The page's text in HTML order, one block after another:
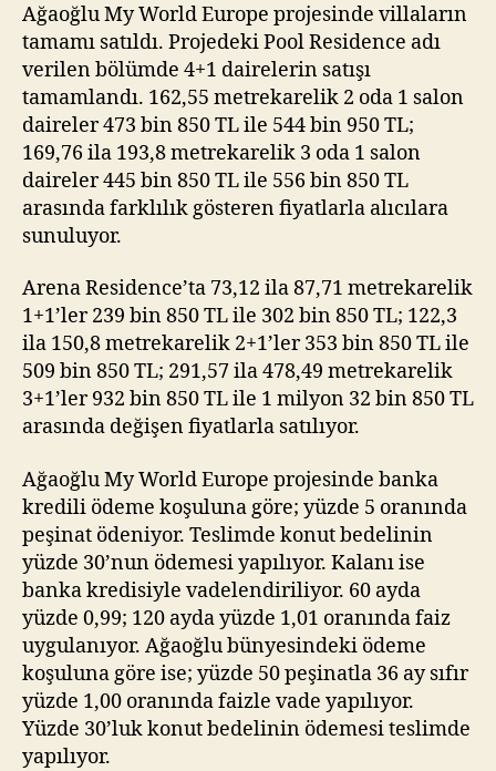
Ağaoğlu My World Europe projesinde villaların
tamamı satıldı. Projedeki Pool Residence adı
verilen bölümde 4+1 dairelerin satışı
tamamlandı. 162,55 metrekarelik 2 oda 1 salon
daireler 473 bin 850 TL ile 544 bin 950 TL;
169,76 ila 193,8 metrekarelik 3 oda 1 salon
daireler 445 bin 850 TL ile 556 bin 850 TL
arasında farklılık gösteren fiyatlarla alıcılara
sunuluyor.
Arena Residence’ta 73,12 ila 87,71 metrekarelik
1+1’ler 239 bin 850 TL ile 302 bin 850 TL; 122,3
ila 150,8 metrekarelik 2+1’ler 353 bin 850 TL ile
509 bin 850 TL; 291,57 ila 478,49 metrekarelik
3+1’ler 932 bin 850 TL ile 1 milyon 32 bin 850 TL
arasında değişen fiyatlarla satılıyor.
Ağaoğlu My World Europe projesinde banka
kredili ödeme koşuluna göre; yüzde 5 oranında
peşinat ödeniyor. Teslimde konut bedelinin
yüzde 30’nun ödemesi yapılıyor. Kalanı ise
banka kredisiyle vadelendiriliyor. 60 ayda
yüzde 0,99; 120 ayda yüzde 1,01 oranında faiz
uygulanıyor. Ağaoğlu bünyesindeki ödeme
koşuluna göre ise; yüzde 50 peşinatla 36 ay sıfır
yüzde 1,00 oranında faizle vade yapılıyor.
Yüzde 30’luk konut bedelinin ödemesi teslimde
yapılıyor.